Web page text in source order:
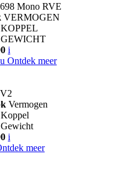
Mono RVE
VERMOGEN
KOPPEL
GEWICHT
i
Ontdek meer
Vermogen
Koppel
Gewicht
i
meer